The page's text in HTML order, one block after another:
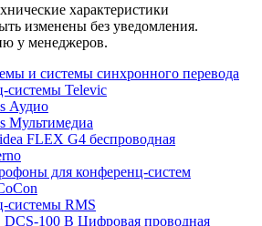
характеристики
изменены без уведомления.
у менеджеров.
и системы синхронного перевода
системы Televic
Аудио
Мультимедиа
FLEX G4 беспроводная
для конференц-систем
системы RMS
DCS-100 B Цифровая проводная